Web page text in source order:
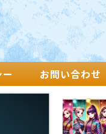
ー お問い合わせ